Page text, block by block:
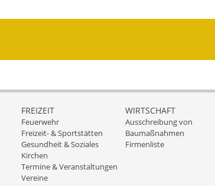
FREIZEIT
Feuerwehr
Freizeit- & Sportstätten
Gesundheit & Soziales
Kirchen
Termine & Veranstaltungen
Vereine
WIRTSCHAFT
Ausschreibung von
Baumaßnahmen
Firmenliste